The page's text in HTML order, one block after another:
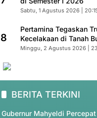
Sabtu, 1 Agustus 2026 |
8
Pertamina Tegaskan
Kecelakaan di Tanah
Armada Resmi
Minggu, 2 Agustus 2026 |
BERITA TERKINI
Gubernur Mahyeldi